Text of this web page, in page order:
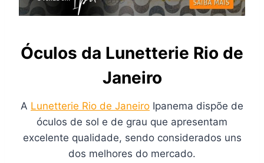
Óculos da Lunetterie Rio de
Janeiro
A Lunetterie Rio de Janeiro Ipanema dispõe de
óculos de sol e de grau que apresentam
excelente qualidade, sendo considerados uns
dos melhores do mercado.